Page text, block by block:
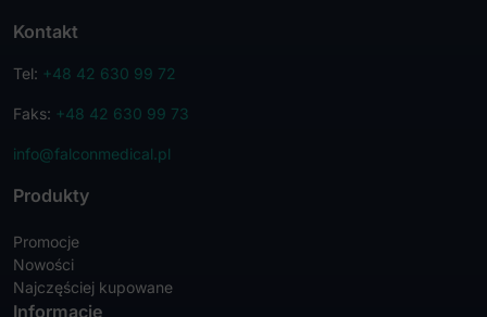
Kontakt
Tel: +48 42 630 99 72
Faks: +48 42 630 99 73
info@falconmedical.pl
Produkty
Promocje
Nowości
Najczęściej kupowane
Informacje